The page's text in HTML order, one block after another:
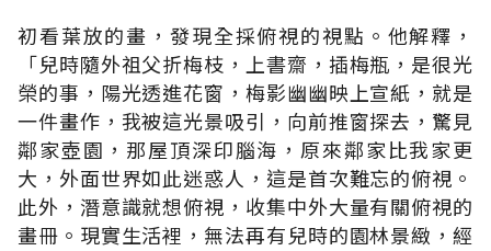
初看葉放的畫，發現全採俯視的視點。他解釋，
「兒時隨外祖父折梅枝，上書齋，插梅瓶，是很光
榮的事，陽光透進花窗，梅影幽幽映上宣紙，就是
一件畫作，我被這光景吸引，向前推窗探去，驚見
鄰家壺園，那屋頂深印腦海，原來鄰家比我家更
大，外面世界如此迷惑人，這是首次難忘的俯視。
此外，潛意識就想俯視，收集中外大量有關俯視的
畫冊。現實生活裡，無法再有兒時的園林景緻，經